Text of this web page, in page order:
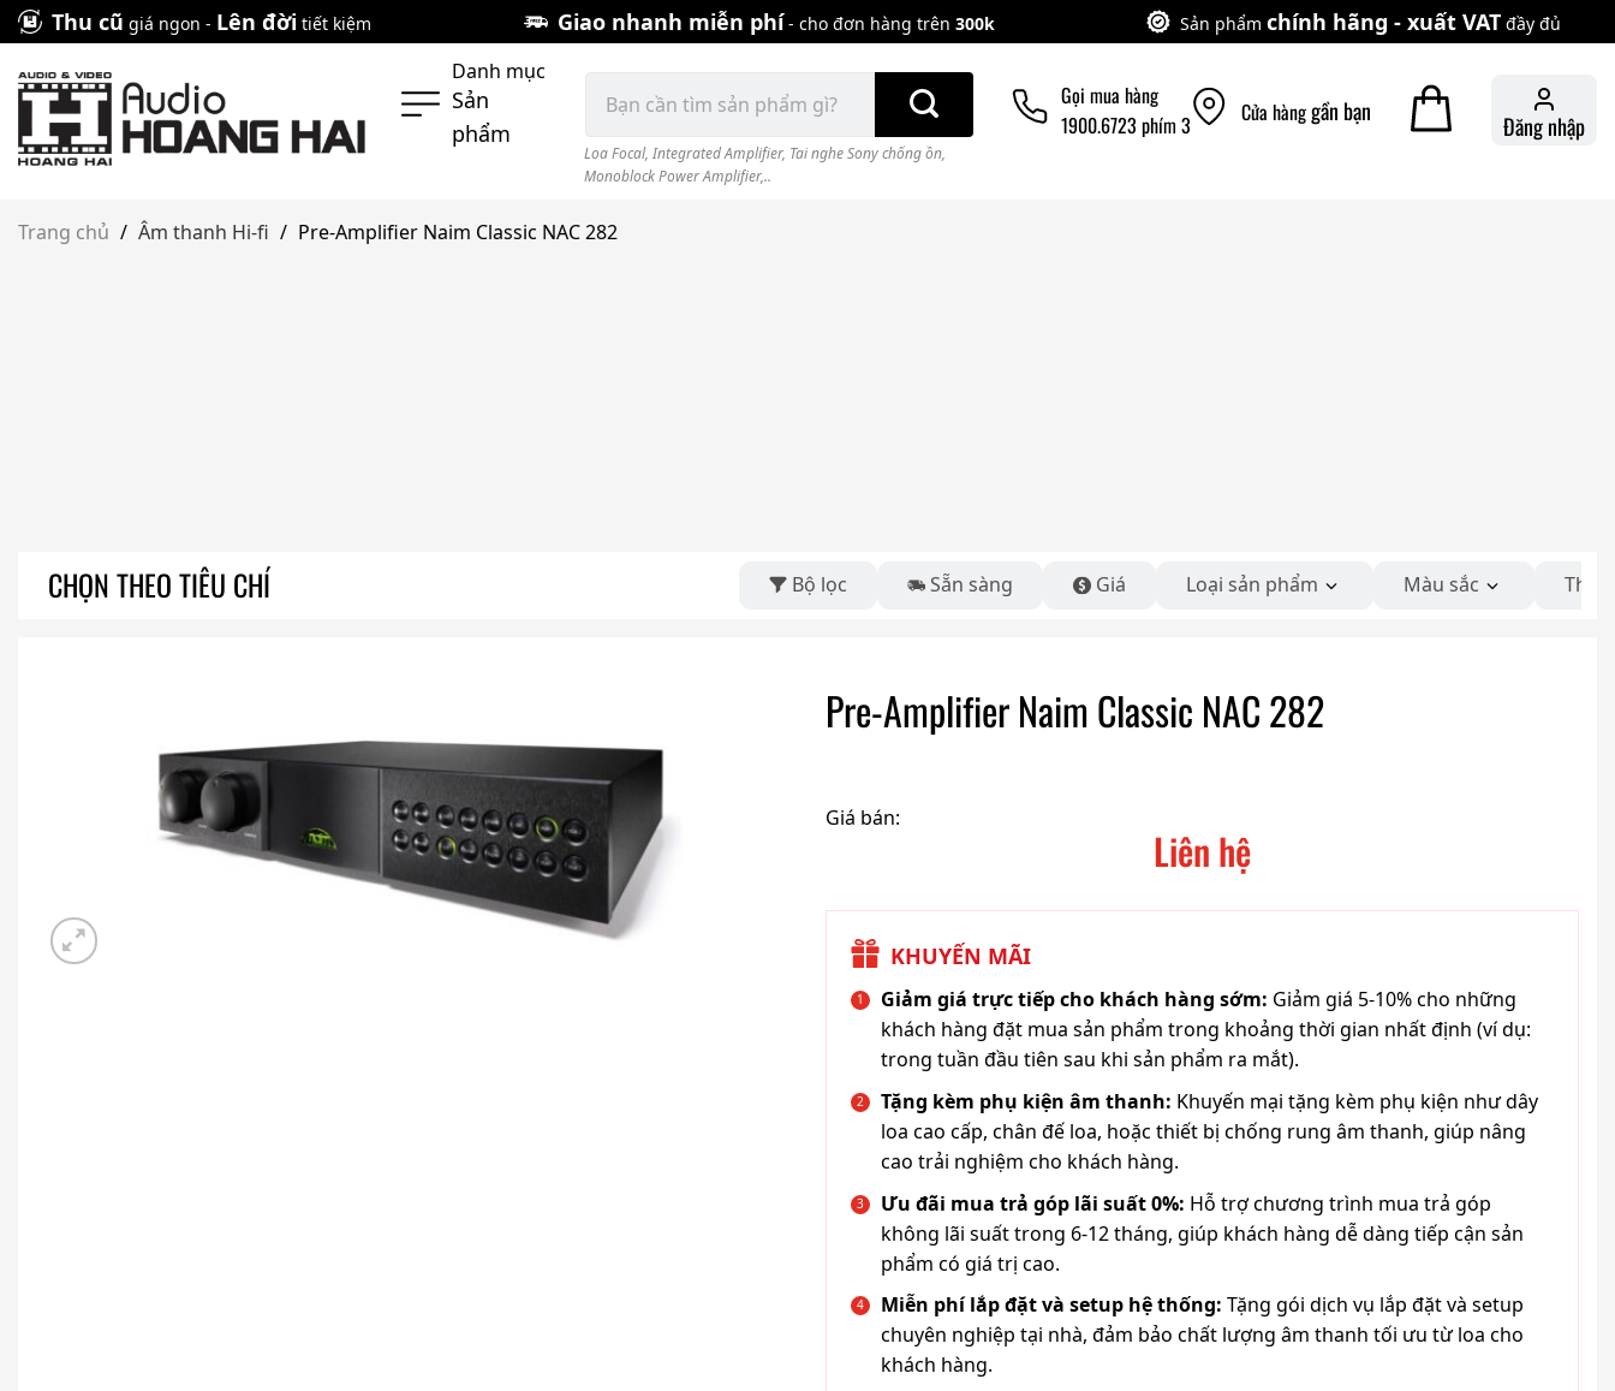
Skip
to
content
Thu cũ giá ngon - Lên đời tiết kiệm Giao nhanh miễn phí- cho đơn hàng trên 300k Sản phẩm chính hãng - xuất VAT đầy đủ
Danh mục
Sản
phẩm
kiếm:
Loa Focal, Integrated Amplifier, Tai nghe Sony chống ồn,
Monoblock Power Amplifier,..
Gọi mua hàng
1900.6723 phím 3
Cửa hànggần bạn Đăng nhập
Trang chủ / Âm thanh Hi-fi / Pre-Amplifier Naim Classic NAC 282
CHỌN THEO TIÊU CHÍ Bộ lọc Sẵn sàng Giá Loại sản phẩm Màu sắc
Pre-Amplifier Naim Classic NAC 282
Giá bán:
Liên hệ
KHUYẾN MÃI
Giảm giá trực tiếp cho khách hàng sớm: Giảm giá 5-10% cho những
khách hàng đặt mua sản phẩm trong khoảng thời gian nhất định (ví dụ:
trong tuần đầu tiên sau khi sản phẩm ra mắt).
Tặng kèm phụ kiện âm thanh: Khuyến mại tặng kèm phụ kiện như dây
loa cao cấp, chân đế loa, hoặc thiết bị chống rung âm thanh, giúp nâng
cao trải nghiệm cho khách hàng.
Ưu đãi mua trả góp lãi suất 0%: Hỗ trợ chương trình mua trả góp
không lãi suất trong 6-12 tháng, giúp khách hàng dễ dàng tiếp cận sản
phẩm có giá trị cao.
Miễn phí lắp đặt và setup hệ thống: Tặng gói dịch vụ lắp đặt và setup
chuyên nghiệp tại nhà, đảm bảo chất lượng âm thanh tối ưu từ loa cho
khách hàng.